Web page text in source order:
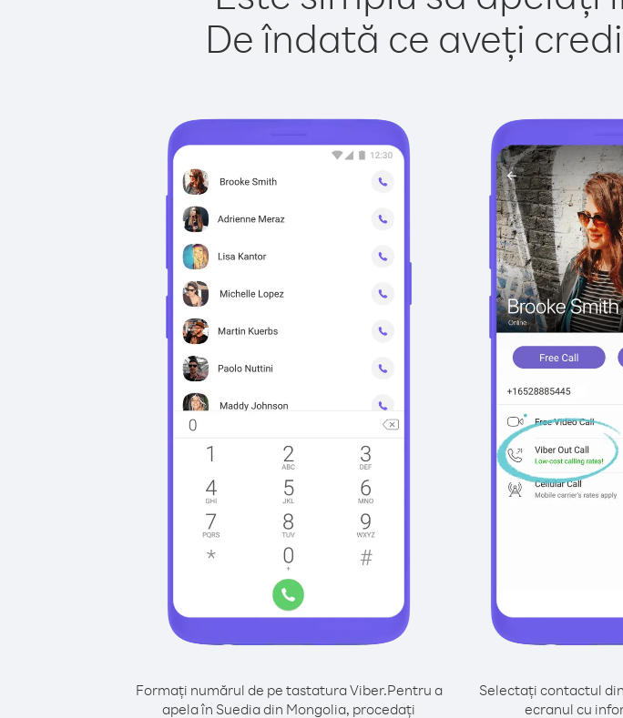
De îndată ce aveți
Formați numărul de pe tastatura Viber.Pentru a
apela în Suedia din Mongolia, procedați
Selectați contactul
ecranul cu